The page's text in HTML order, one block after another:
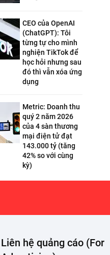
CEO của OpenAI
(ChatGPT): Tôi
từng tự cho mình
nghiện TikTok để
học hỏi nhưng sau
đó thì vẫn xóa ứng
dụng
Metric: Doanh thu
quý 2 năm 2026
của 4 sàn thương
mại điện tử đạt
143.000 tỷ (tăng
42% so với cùng
kỳ)
Liên hệ quảng cáo (For